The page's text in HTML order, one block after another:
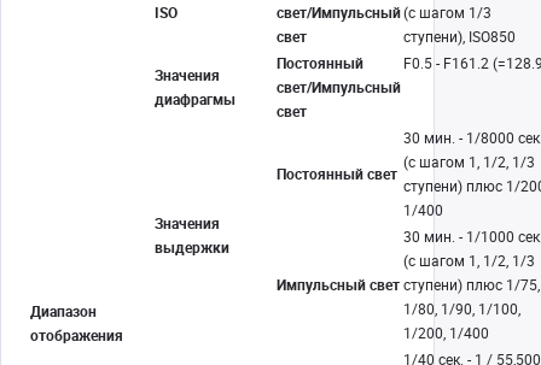
Диапазон
отображения
ISO
свет/Импульсный
свет
(с шагом 1/3
ступени), ISO850
Значения
диафрагмы
Постоянный
свет/Импульсный
свет
F0.5 - F161.2
Значения
выдержки
Постоянный свет
30 мин. - 1/8000
(с шагом 1, 1/2, 1/3
ступени) плюс 1/
1/400
Импульсный свет
30 мин. - 1/1000
(с шагом 1, 1/2, 1/3
ступени) плюс 1/75,
1/80, 1/90, 1/100,
1/200, 1/400
1/40 сек. - 1 / 55,500